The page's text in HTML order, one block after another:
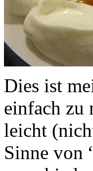
Dies ist
einfach zu
leicht
Sinne von